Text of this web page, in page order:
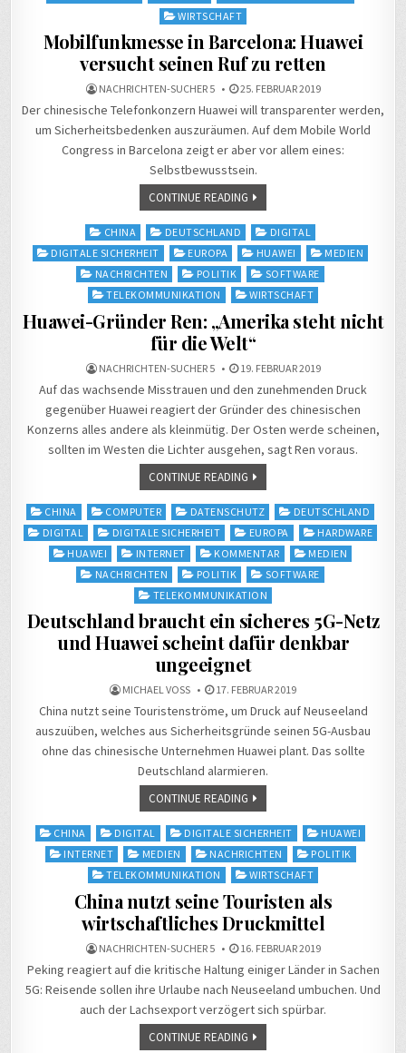
WIRTSCHAFT
Mobilfunkmesse in Barcelona: Huawei
versucht seinen Ruf zu retten
NACHRICHTEN-SUCHER 5 25. FEBRUAR 2019
Der chinesische Telefonkonzern Huawei will transparenter werden,
um Sicherheitsbedenken auszuräumen. Auf dem Mobile World
Congress in Barcelona zeigt er aber vor allem eines:
Selbstbewusstsein.
CONTINUE READING
Posted
in
CHINA DEUTSCHLAND
DIGITAL
DIGITALE SICHERHEIT
EUROPA HUAWEI
MEDIEN
NACHRICHTEN
POLITIK
SOFTWARE
TELEKOMMUNIKATION
WIRTSCHAFT
Huawei-Gründer Ren: „Amerika steht nicht
für die Welt“
NACHRICHTEN-SUCHER 5 19. FEBRUAR 2019
Auf das wachsende Misstrauen und den zunehmenden Druck
gegenüber Huawei reagiert der Gründer des chinesischen
Konzerns alles andere als kleinmütig. Der Osten werde scheinen,
sollten im Westen die Lichter ausgehen, sagt Ren voraus.
CONTINUE READING
Posted
in
CHINA COMPUTER DATENSCHUTZ
DEUTSCHLAND
DIGITAL
DIGITALE SICHERHEIT EUROPA
HARDWARE
HUAWEI
INTERNET KOMMENTAR
MEDIEN
NACHRICHTEN
POLITIK
SOFTWARE
TELEKOMMUNIKATION
Deutschland braucht ein sicheres 5G-Netz
und Huawei scheint dafür denkbar
ungeeignet
MICHAEL VOSS 17. FEBRUAR 2019
China nutzt seine Touristenströme, um Druck auf Neuseeland
auszuüben, welches aus Sicherheitsgründe seinen 5G-Ausbau
ohne das chinesische Unternehmen Huawei plant. Das sollte
Deutschland alarmieren.
CONTINUE READING
Posted
CHINA DIGITAL DIGITALE SICHERHEIT
HUAWEI
INTERNET
MEDIEN NACHRICHTEN
POLITIK
TELEKOMMUNIKATION
WIRTSCHAFT
China nutzt seine Touristen als
wirtschaftliches Druckmittel
NACHRICHTEN-SUCHER 5 16. FEBRUAR 2019
Peking reagiert auf die kritische Haltung einiger Länder in Sachen
5G: Reisende sollen ihre Urlaube nach Neuseeland umbuchen. Und
auch der Lachsexport verzögert sich spürbar.
CONTINUE READING